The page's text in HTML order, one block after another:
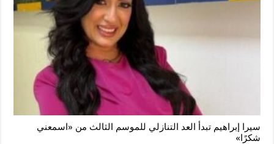
سيرا إبراهيم تبدأ العد التنازلي للموسم الثالث من «اسمعني
شكرًا»